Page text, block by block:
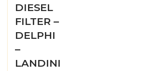
DIESEL
FILTER –
DELPHI
–
LANDINI